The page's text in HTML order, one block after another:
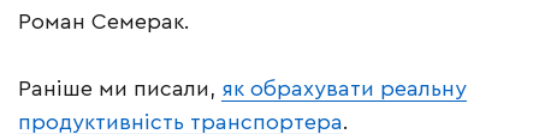
Роман Семерак.
Раніше ми писали, як обрахувати реальну
продуктивність транспортера.